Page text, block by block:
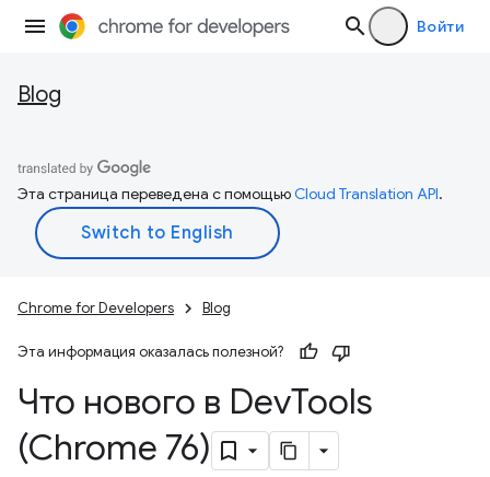
Войти
Blog
Эта страница переведена с помощьюCloud Translation API.
Chrome for Developers Blog
Эта информация оказалась полезной?
Что нового в DevTools
(Chrome 76)